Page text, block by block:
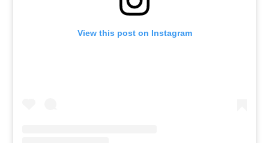
View this post on Instagram